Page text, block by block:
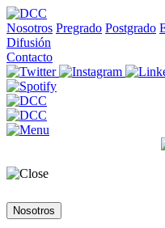
Nosotros Pregrado Postgrado
Difusión
Contacto
Nosotros